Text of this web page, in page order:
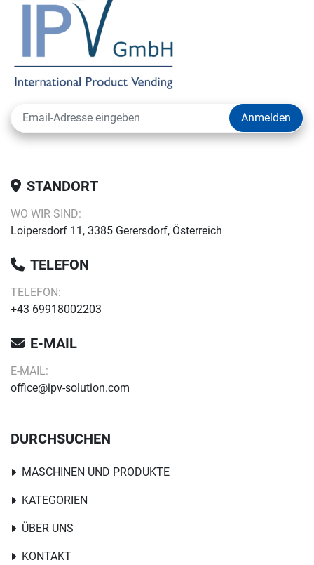
Anmelden
STANDORT
WO WIR SIND:
Loipersdorf 11, 3385 Gerersdorf, Österreich
TELEFON
TELEFON:
+43 69918002203
E-MAIL
E-MAIL:
office@ipv-solution.com
DURCHSUCHEN
MASCHINEN UND PRODUKTE
KATEGORIEN
ÜBER UNS
KONTAKT